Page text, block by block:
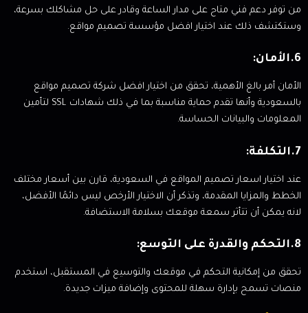
من توفر دعم فني متاح على مدار الساعة وقادر على حل مشاكلك بسرعة،
وستكتشف ذلك عند اختيار افضل مؤسسة تصميم مواقع.
6.الأمان:
الأمان أمر بالغ الأهمية، تحقق من اختيار افضل شركة تصميم مواقع
بالسعودية وأنها تقدم حماية مناسبة بما في ذلك شهادات SSL لتأمين
المعلومات والبيانات الحساسة.
7.التكلفة:
عند اختيار اسعار تصميم المواقع في السعودية، قارن بين أسعار مختلف
الخطط والمزايا المقدمة، وتذكر أن الاختيار الأرخص ليس دائمًا الأفضل،
لانه يمكن أن تتأثر سمعة موقعك بسلامة الاستضافة.
8.التحكم والقدرة على التوسع:
تحقق من إمكانية التحكم في موقعك والتوسيع في المستقبل، استخدم
منصات تسمح بإدارة سهلة للمحتوى وإضافة ميزات جديدة.